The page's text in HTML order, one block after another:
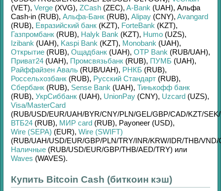
(VET), Verge (XVG), ZCash (ZEC), A-Bank (UAH), Альфа
Cash-in (RUB), Альфа-Банк (RUB), Alipay (CNY), Avangard
(RUB), Евразийский банк (KZT), ForteBank (KZT),
Газпромбанк (RUB), Halyk Bank (KZT), Humo (UZS),
Izibank (UAH), Kaspi Bank (KZT), Monobank (UAH),
Открытие (RUB), Ощадбанк (UAH), OTP Bank (RUB/UAH),
Приват24 (UAH), Промсвязьбанк (RUB), ПУМБ (UAH),
Райффайзен Аваль (RUB/UAH), РНКБ (RUB),
Россельхозбанк (RUB), Русский Стандарт (RUB),
Сбербанк (RUB), Sense Bank (UAH), Тинькофф банк
(RUB), УкрСиббанк (UAH), UnionPay (CNY), Uzcard (UZS),
Visa/MasterCard
(RUB/USD/EUR/UAH/BYR/CNY/PLN/GEL/GBP/CAD/KZT/SEK/
ВТБ24 (RUB), МИР card (RUB), Payoneer (USD),
Wire (SEPA) (EUR), Wire (SWIFT)
(RUB/UAH/USD/EUR/GBP/PLN/TRY/INR/KRW/IDR/THB/VND/
Наличные (RUB/USD/EUR/GBP/THB/AED/TRY) или
Waves (WAVES).
Купить Bitcoin Cash (биткоин кэш)